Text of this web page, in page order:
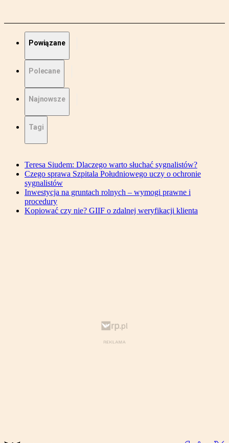
Powiązane
Polecane
Najnowsze
Tagi
Teresa Siudem: Dlaczego warto słuchać sygnalistów?
Czego sprawa Szpitala Południowego uczy o ochronie
sygnalistów
Inwestycja na gruntach rolnych – wymogi prawne i
procedury
Kopiować czy nie? GIIF o zdalnej weryfikacji klienta